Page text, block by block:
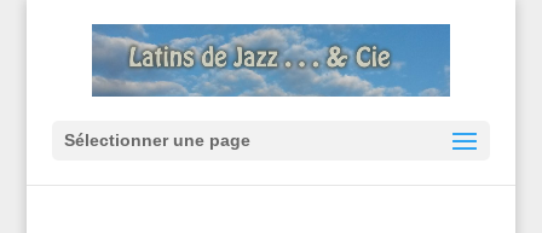
Sélectionner une page